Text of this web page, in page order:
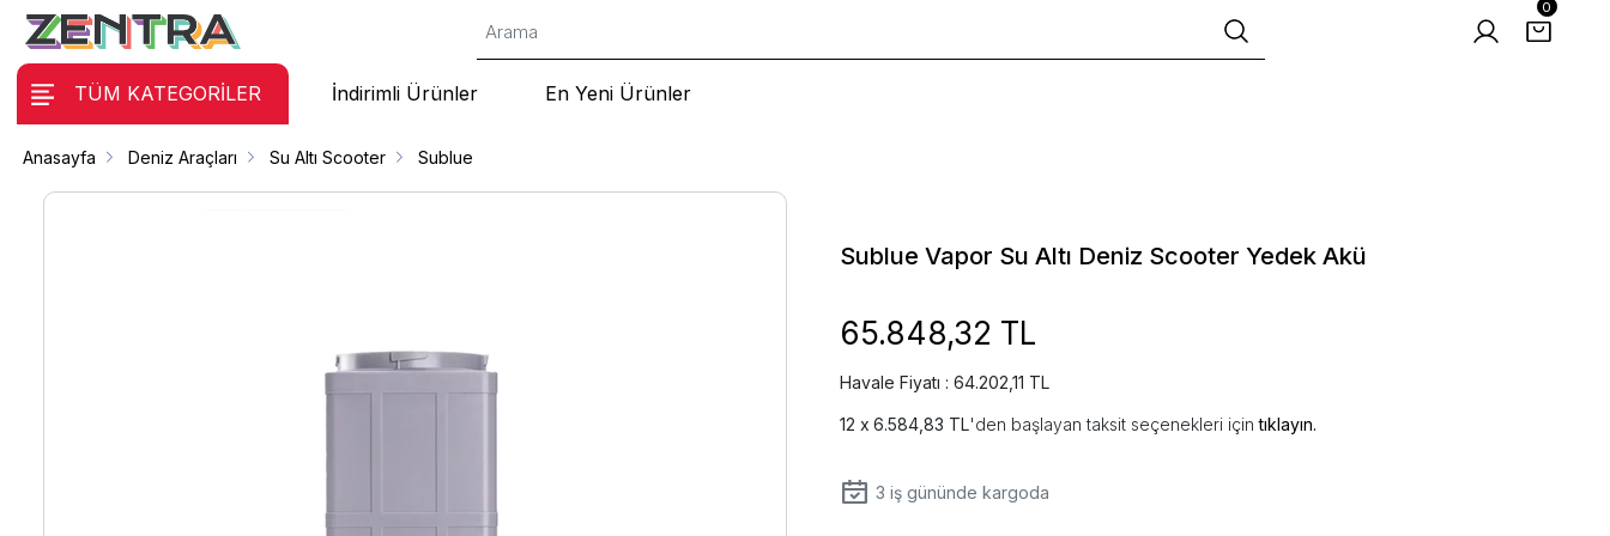
0
TÜM KATEGORİLER İndirimli Ürünler En Yeni Ürünler
Anasayfa Deniz Araçları Su Altı Scooter Sublue
Sublue Vapor Su Altı Deniz Scooter Yedek Akü
65.848,32 TL
Havale Fiyatı : 64.202,11 TL
6.584,83 TL'den başlayan taksit seçenekleri içintıklayın.
3 iş gününde kargoda